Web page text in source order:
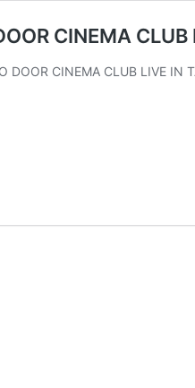
CINEMA
DOOR CINEMA CLUB LIVE IN